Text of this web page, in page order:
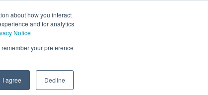
about how you interact
and for analytics
Notice
your preference
I agree Decline